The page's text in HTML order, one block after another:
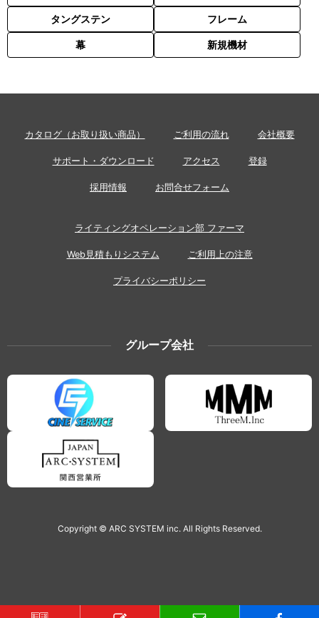
タングステン フレーム
幕 新規機材
カタログ（お取り扱い商品） ご利用の流れ 会社概要
サポート・ダウンロード アクセス 登録
採用情報 お問合せフォーム
ライティングオペレーション部 ファーマ
Web見積もりシステム ご利用上の注意
プライバシーポリシー
グループ会社
Copyright © ARC SYSTEM inc. All Rights Reserved.